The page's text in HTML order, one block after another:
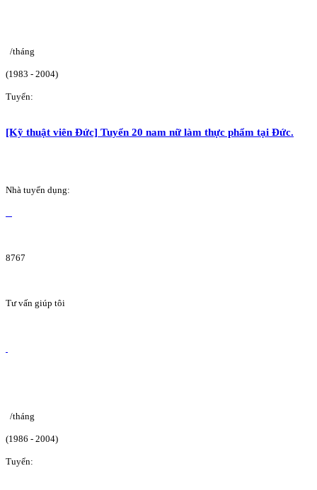
/tháng
(1983 - 2004)
Tuyển:
[Kỹ thuật viên Đức] Tuyển 20 nam nữ làm thực phẩm tại Đức.
Nhà tuyển dụng:
8767
Tư vấn giúp tôi
/tháng
(1986 - 2004)
Tuyển: